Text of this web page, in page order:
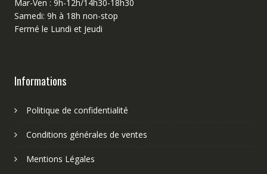
Mar-Ven : 9h-12h/14h30-18h30
Samedi: 9h à 18h non-stop
Fermé le Lundi et Jeudi
Informations
Politique de confidentialité
Conditions générales de ventes
Mentions Légales